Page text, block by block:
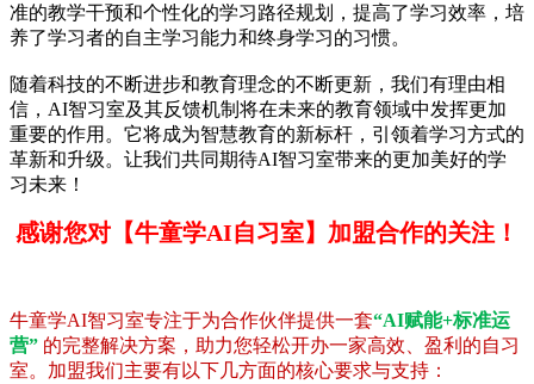
准的教学干预和个性化的学习路径规划，提高了学习效率，培
养了学习者的自主学习能力和终身学习的习惯。
随着科技的不断进步和教育理念的不断更新，我们有理由相
信，AI智习室及其反馈机制将在未来的教育领域中发挥更加
重要的作用。它将成为智慧教育的新标杆，引领着学习方式的
革新和升级。让我们共同期待AI智习室带来的更加美好的学
习未来！
感谢您对【牛童学AI自习室】加盟合作的关注！
牛童学AI智习室专注于为合作伙伴提供一套“AI赋能+标准运
营” 的完整解决方案，助力您轻松开办一家高效、盈利的自习
室。加盟我们主要有以下几方面的核心要求与支持：